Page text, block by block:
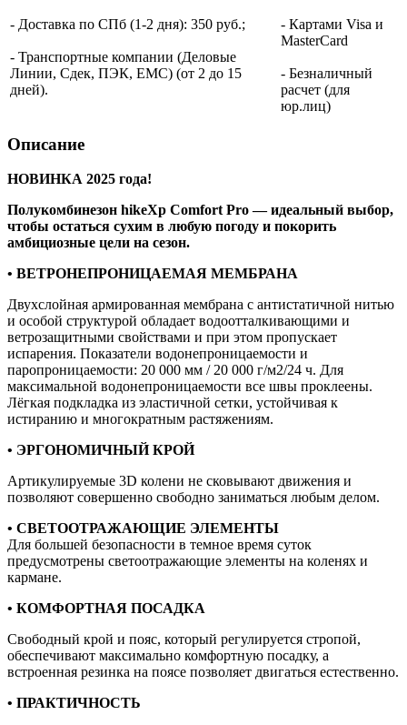
- Доставка по СПб (1-2 дня): 350 руб.;
- Транспортные компании (Деловые
Линии, Сдек, ПЭК, ЕМС) (от 2 до 15
дней).
- Картами Visa и
MasterCard
- Безналичный
расчет (для
юр.лиц)
Описание
НОВИНКА 2025 года!
Полукомбинезон hikeXp Comfort Pro — идеальный выбор,
чтобы остаться сухим в любую погоду и покорить
амбициозные цели на сезон.
• ВЕТРОНЕПРОНИЦАЕМАЯ МЕМБРАНА
Двухслойная армированная мембрана с антистатичной нитью
и особой структурой обладает водоотталкивающими и
ветрозащитными свойствами и при этом пропускает
испарения. Показатели водонепроницаемости и
паропроницаемости: 20 000 мм / 20 000 г/м2/24 ч. Для
максимальной водонепроницаемости все швы проклеены.
Лёгкая подкладка из эластичной сетки, устойчивая к
истиранию и многократным растяжениям.
• ЭРГОНОМИЧНЫЙ КРОЙ
Артикулируемые 3D колени не сковывают движения и
позволяют совершенно свободно заниматься любым делом.
• СВЕТООТРАЖАЮЩИЕ ЭЛЕМЕНТЫ
Для большей безопасности в темное время суток
предусмотрены светоотражающие элементы на коленях и
кармане.
• КОМФОРТНАЯ ПОСАДКА
Свободный крой и пояс, который регулируется стропой,
обеспечивают максимально комфортную посадку, а
встроенная резинка на поясе позволяет двигаться естественно.
• ПРАКТИЧНОСТЬ